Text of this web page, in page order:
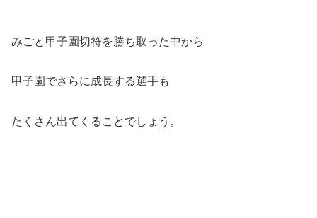
みごと甲子園切符を勝ち取った中から
甲子園でさらに成長する選手も
たくさん出てくることでしょう。